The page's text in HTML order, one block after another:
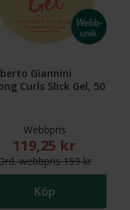
Giannini
Curls Slick Gel, 50
Webbpris
Nytt reducerat
119,25 kr
webbpris159 kr
Köp